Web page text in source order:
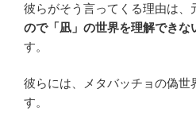
彼らがそう言ってくる理由は、
ので「凪」の世界を理解できな
す。
彼らには、メタバッチョの偽世
す。